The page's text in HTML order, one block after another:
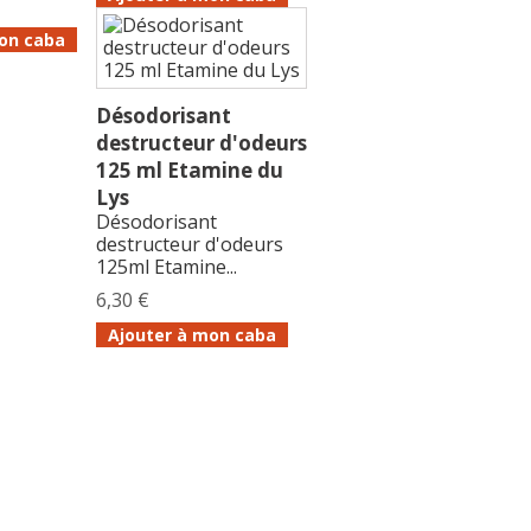
caba
Désodorisant
destructeur d'odeurs
125 ml Etamine du
Lys
Désodorisant
destructeur d'odeurs
125ml Etamine...
6,30 €
Ajouter à mon caba